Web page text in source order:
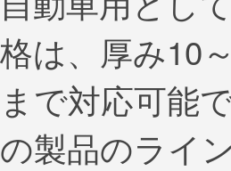
格は、厚み10
まで対応可能
の製品のライ